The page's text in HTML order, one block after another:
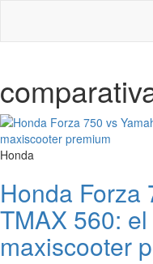
Honda
Honda Forza
TMAX 560:
maxiscooter